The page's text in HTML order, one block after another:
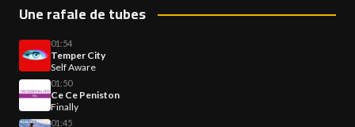
Une rafale de tubes
01:54
Temper City
Self Aware
01:50
Ce Ce Peniston
Finally
01:45